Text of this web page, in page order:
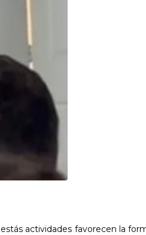
actividades favorecen la